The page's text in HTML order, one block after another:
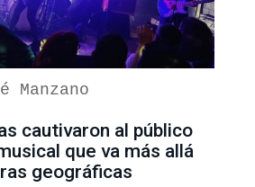
Manzano
cautivaron al público
que va más allá
geográficas